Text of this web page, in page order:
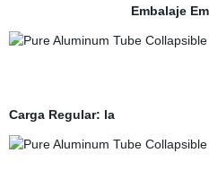
Embalaje Embalaje:
Carga Regular: la